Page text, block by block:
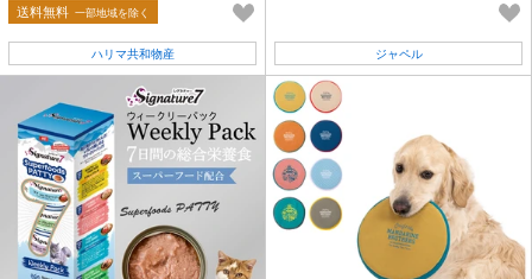
送料無料 一部地域を除く
ハリマ共和物産 ジャペル